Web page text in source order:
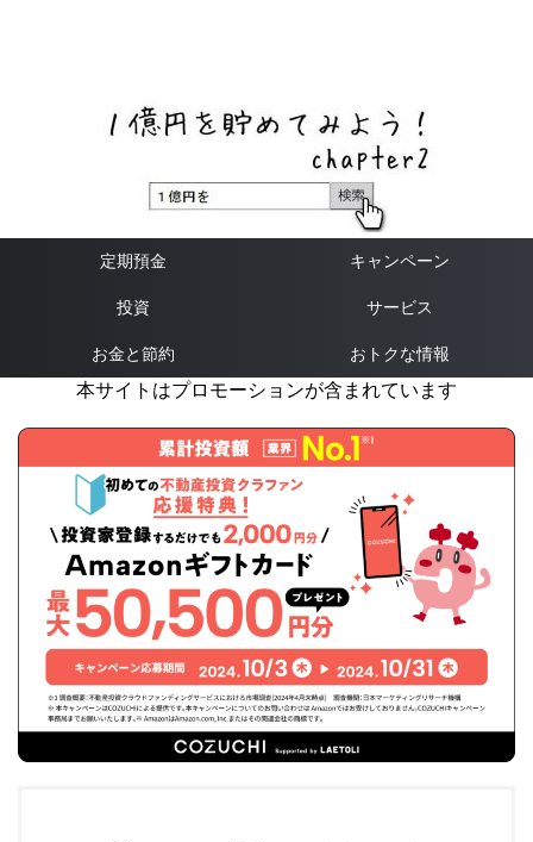
定期預金 キャンペーン
投資 サービス
お金と節約 おトクな情報
本サイトはプロモーションが含まれています